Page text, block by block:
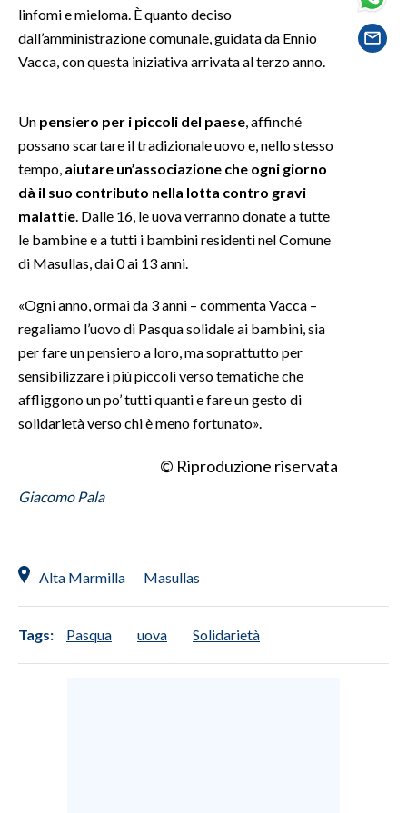
SALUTE
SARDEGNA TURISMO
EVENTI
3 MINUTI CON
INFO AZIENDE
ANNUNCI
NECROLOGI
STORE
linfomi e mieloma. È quanto deciso
dall’amministrazione comunale, guidata da Ennio
Vacca, con questa iniziativa arrivata al terzo anno.
Un pensiero per i piccoli del paese , affinché
possano scartare il tradizionale uovo e, nello stesso
tempo, aiutare un’associazione che ogni giorno
dà il suo contributo nella lotta contro gravi
malattie . Dalle 16, le uova verranno donate a tutte
le bambine e a tutti i bambini residenti nel Comune
di Masullas, dai 0 ai 13 anni.
«Ogni anno, ormai da 3 anni – commenta Vacca –
regaliamo l’uovo di Pasqua solidale ai bambini, sia
per fare un pensiero a loro, ma soprattutto per
sensibilizzare i più piccoli verso tematiche che
affliggono un po’ tutti quanti e fare un gesto di
solidarietà verso chi è meno fortunato».
© Riproduzione riservata
Giacomo Pala
Alta Marmilla Masullas
Tags: Pasqua uova Solidarietà